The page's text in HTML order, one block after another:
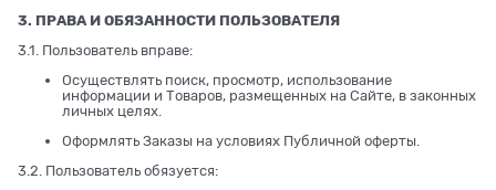
3. ПРАВА И ОБЯЗАННОСТИ ПОЛЬЗОВАТЕЛЯ
3.1. Пользователь вправе:
Осуществлять поиск, просмотр, использование
информации и Товаров, размещенных на Сайте, в законных
личных целях.
Оформлять Заказы на условиях Публичной оферты.
3.2. Пользователь обязуется: